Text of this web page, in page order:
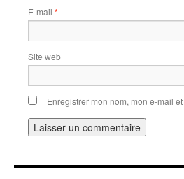
E-mail *
Site web
Enregistrer mon nom, mon e-mail